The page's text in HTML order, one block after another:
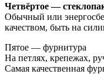
Четвёртое —
Обычный или
качеством, быть на
Пятое — фурнитура
На петлях, крепежах,
Самая качественная